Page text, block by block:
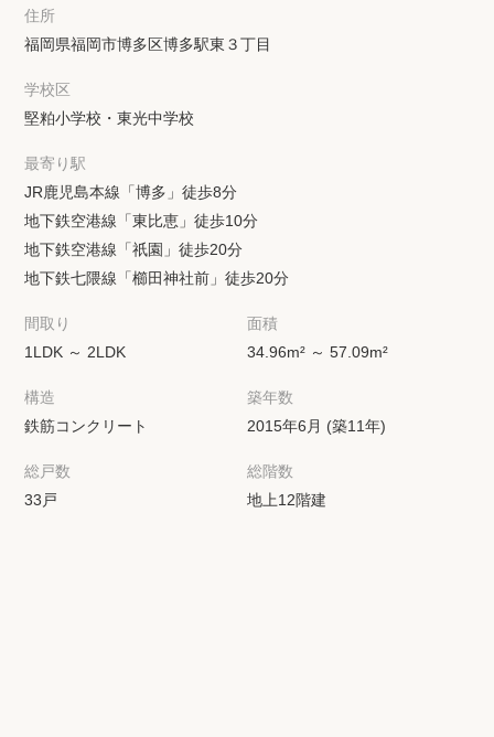
住所
福岡県福岡市博多区博多駅東３丁目
学校区
堅粕小学校・東光中学校
最寄り駅
JR鹿児島本線「博多」徒歩8分
地下鉄空港線「東比恵」徒歩10分
地下鉄空港線「祇園」徒歩20分
地下鉄七隈線「櫛田神社前」徒歩20分
間取り
1LDK ～ 2LDK
面積
34.96m² ～ 57.09m²
構造
鉄筋コンクリート
築年数
2015年6月 (築11年)
総戸数
33戸
総階数
地上12階建